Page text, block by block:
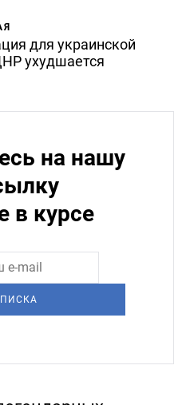
для украинской
ухудшается
на нашу
в курсе